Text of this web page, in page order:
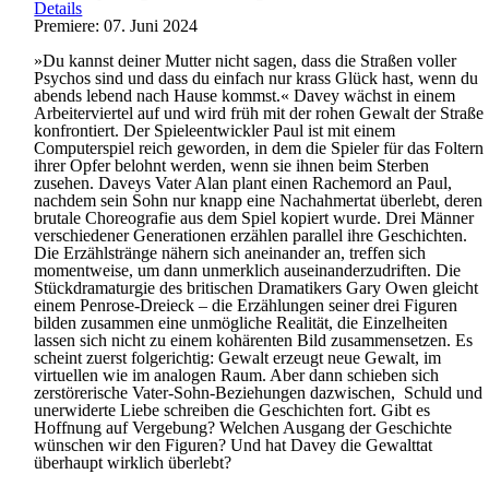
Details
Premiere: 07. Juni 2024
»Du kannst deiner Mutter nicht sagen, dass die Straßen voller
Psychos sind und dass du einfach nur krass Glück hast, wenn du
abends lebend nach Hause kommst.« Davey wächst in einem
Arbeiterviertel auf und wird früh mit der rohen Gewalt der Straße
konfrontiert. Der Spieleentwickler Paul ist mit einem
Computerspiel reich geworden, in dem die Spieler für das Foltern
ihrer Opfer belohnt werden, wenn sie ihnen beim Sterben
zusehen. Daveys Vater Alan plant einen Rachemord an Paul,
nachdem sein Sohn nur knapp eine Nachahmertat überlebt, deren
brutale Choreografie aus dem Spiel kopiert wurde. Drei Männer
verschiedener Generationen erzählen parallel ihre Geschichten.
Die Erzählstränge nähern sich aneinander an, treffen sich
momentweise, um dann unmerklich auseinanderzudriften. Die
Stückdramaturgie des britischen Dramatikers Gary Owen gleicht
einem Penrose-Dreieck – die Erzählungen seiner drei Figuren
bilden zusammen eine unmögliche Realität, die Einzelheiten
lassen sich nicht zu einem kohärenten Bild zusammensetzen. Es
scheint zuerst folgerichtig: Gewalt erzeugt neue Gewalt, im
virtuellen wie im analogen Raum. Aber dann schieben sich
zerstörerische Vater-Sohn-Beziehungen dazwischen, Schuld und
unerwiderte Liebe schreiben die Geschichten fort. Gibt es
Hoffnung auf Vergebung? Welchen Ausgang der Geschichte
wünschen wir den Figuren? Und hat Davey die Gewalttat
überhaupt wirklich überlebt?